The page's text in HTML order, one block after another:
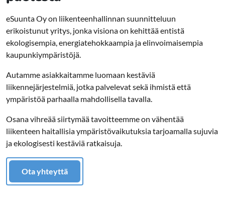
eSuunta Oy on liikenteenhallinnan suunnitteluun
erikoistunut yritys, jonka visiona on kehittää entistä
ekologisempia, energiatehokkaampia ja elinvoimaisempia
kaupunkiympäristöjä.
Autamme asiakkaitamme luomaan kestäviä
liikennejärjestelmiä, jotka palvelevat sekä ihmistä että
ympäristöä parhaalla mahdollisella tavalla.
Osana vihreää siirtymää tavoitteemme on vähentää
liikenteen haitallisia ympäristövaikutuksia tarjoamalla sujuvia
ja ekologisesti kestäviä ratkaisuja.
Ota yhteyttä